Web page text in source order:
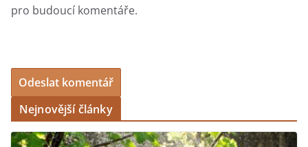
pro budoucí komentáře.
Nejnovější články